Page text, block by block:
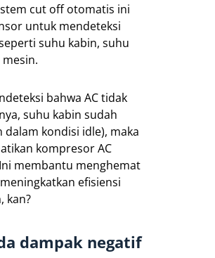
cut off otomatis ini
untuk mendeteksi
suhu kabin, suhu
bahwa AC tidak
suhu kabin sudah
dalam kondisi idle), maka
kompresor AC
membantu menghemat
efisiensi
kan?
dampak negatif